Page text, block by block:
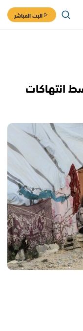
البث المباشر
انتهاكات